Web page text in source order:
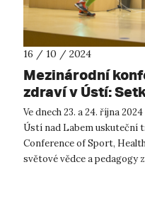
16 / 10 / 2024
Mezinárodní
zdraví v Ústí:
světa
Ve dnech 23. a 24. října
Ústí nad Labem
Conference of Sport,
světové vědce a pedagogy